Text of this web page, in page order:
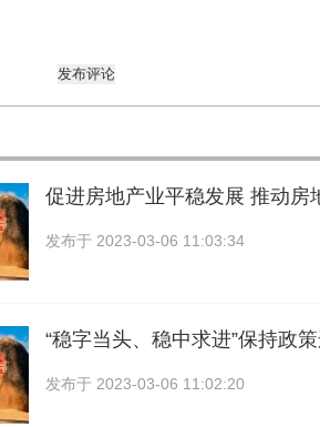
发布评论
促进房地产业平稳发展 推动房
发布于 2023-03-06 11:03:34
“稳字当头、稳中求进”保持政
发布于 2023-03-06 11:02:20